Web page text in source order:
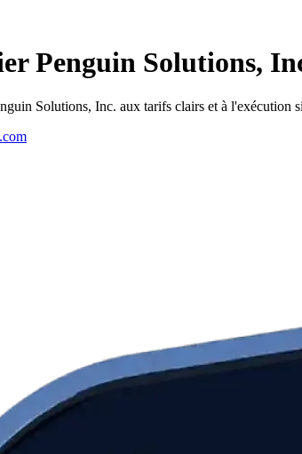
Penguin Solutions,
Solutions, Inc. aux tarifs clairs et à